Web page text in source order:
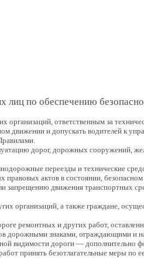
лиц по обеспечению
ответственным за
движении и допускать водителей к
дорог, дорожных сооружений,
переезды и технические
правовых актов в состоянии,
запрещению движения транспортных
организаций, а также граждане,
ремонтных и других работ,
дорожными знаками, ограждающими и
видимости дороги —
принять безотлагательные меры по